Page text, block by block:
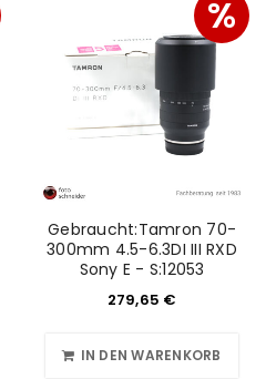
%
Gebraucht:Tamron 70-
300mm 4.5-6.3DI III RXD
Sony E - S:12053
279,65 €
IN DEN WARENKORB